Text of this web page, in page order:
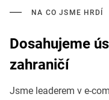
NA CO JSME HRDÍ
Dosahujeme
zahraničí
Jsme leaderem v e-